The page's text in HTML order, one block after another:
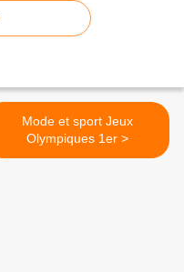
Mode et sport Jeux
Olympiques 1er >